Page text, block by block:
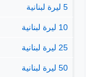
5 ليرة لبنانية
10 ليرة لبنانية
25 ليرة لبنانية
50 ليرة لبنانية